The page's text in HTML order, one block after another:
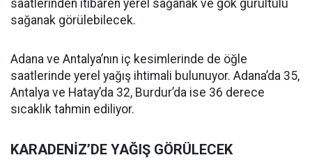
saatlerinden itibaren yerel sağanak ve gök gürültülü
sağanak görülebilecek.
Adana ve Antalya’nın iç kesimlerinde de öğle
saatlerinde yerel yağış ihtimali bulunuyor. Adana’da 35,
Antalya ve Hatay’da 32, Burdur’da ise 36 derece
sıcaklık tahmin ediliyor.
KARADENİZ’DE YAĞIŞ GÖRÜLECEK